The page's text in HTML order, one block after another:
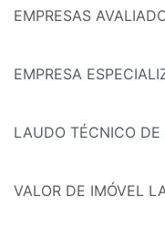
EMPRESAS
EMPRESA
LAUDO TÉCNICO DE
VALOR DE IMÓVEL